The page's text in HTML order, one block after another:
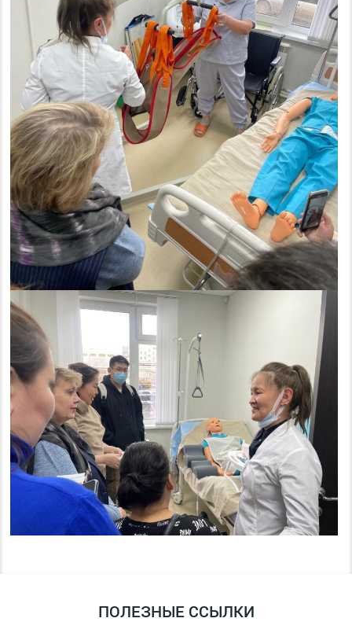
ПОЛЕЗНЫЕ ССЫЛКИ